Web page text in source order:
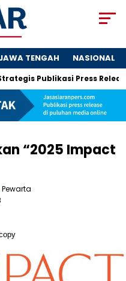
TENGAH NASIONAL
Press Release,
“2025 Impact